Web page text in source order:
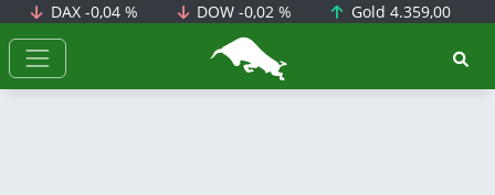
DAX -0,04 % DOW-0,02 % Gold 4.359,00
BörsenNEWS.de